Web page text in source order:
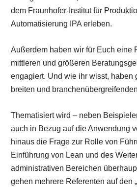
dem Fraunhofer-Institut für
Automatisierung IPA erleben.
Außerdem haben wir für Euch eine
mittleren und größeren
engagiert. Und wie ihr wisst, haben
breiten und
Thematisiert wird – neben
auch in Bezug auf die Anwendung
hinaus die Frage zur Rolle von
Einführung von Lean und des
administrativen Bereichen
gehen mehrere Referenten auf den